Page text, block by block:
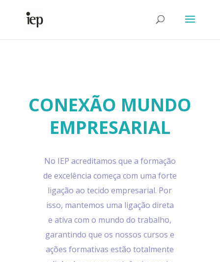
CONEXÃO MUNDO
EMPRESARIAL
No IEP acreditamos que a formação
de excelência começa com uma forte
ligação ao tecido empresarial. Por
isso, mantemos uma ligação direta
e ativa com o mundo do trabalho,
garantindo que os nossos cursos e
ações formativas estão totalmente